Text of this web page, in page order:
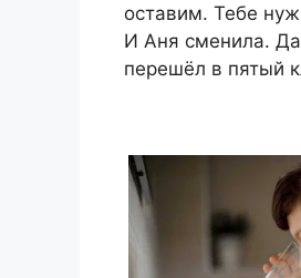
оставим. Тебе
И Аня сменила. Да
перешёл в пятый